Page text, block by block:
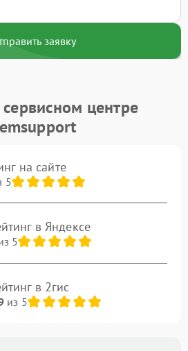
заявку
центре
на сайте
5
в Яндексе
5
в 2гис
из 5